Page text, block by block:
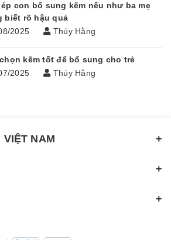
con bổ sung kẽm nếu như ba mẹ
biết rõ hậu quả
2025
Thúy Hằng
kẽm tốt để bổ sung cho trẻ
2025
Thúy Hằng
VIỆT NAM